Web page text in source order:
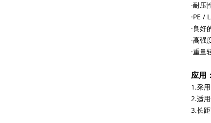
·耐压
·PE /
·良好
·高强
·重量
应用：
1.采用
2.适
3.长